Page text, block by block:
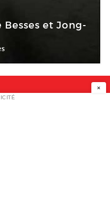
2008
et Jong-
×